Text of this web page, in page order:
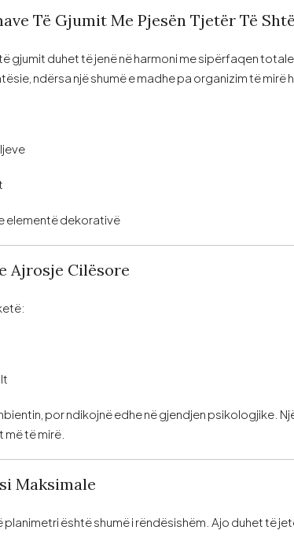
Të Gjumit Me Pjesën Tjetër Të
gjumit duhet të jenë në harmoni me sipërfaqen
ndërsa një shumë e madhe pa organizim të mirë
elementë dekorativë
Ajrosje Cilësore
por ndikojnë edhe në gjendjen psikologjike.
të mirë.
Maksimale
është shumë i rëndësishëm. Ajo duhet të